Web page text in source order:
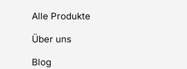
Alle Produkte
Über uns
Blog